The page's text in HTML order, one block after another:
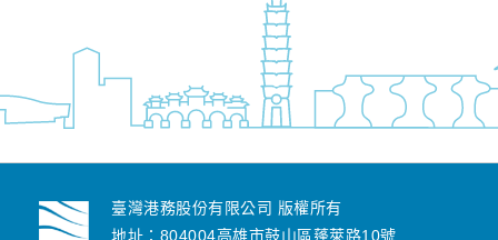
臺灣港務股份有限公司 版權所有
地址：804004高雄市鼓山區蓬萊路10號